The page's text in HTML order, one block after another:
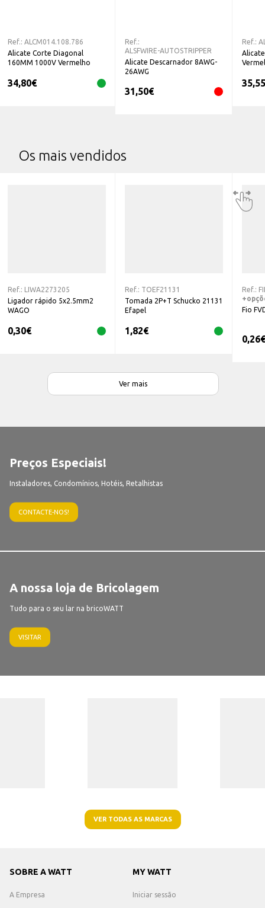
Ref.: ALCM014.108.786
Alicate Corte Diagonal
160MM 1000V Vermelho
34,80€
Ref.:
ALSFWIRE-AUTOSTRIPPER
Alicate Descarnador 8AWG-
26AWG
31,50€
Ref.:
35,55
Os mais vendidos
Ref.:
LIWA2273205
Ligador rápido 5x2.5mm2
WAGO
0,30€
Ref.: TOEF21131
Tomada 2P+T Schucko 21131
Efapel
1,82€
Ref.:
Fio
0,26€
Ver mais
Preços Especiais!
Instaladores, Condomínios, Hotéis, Retalhistas
CONTACTE-NOS!
A nossa loja de Bricolagem
Tudo para o seu lar na bricoWATT
VISITAR
VER TODAS AS MARCAS
SOBRE A WATT
A Empresa
MY WATT
Iniciar sessão